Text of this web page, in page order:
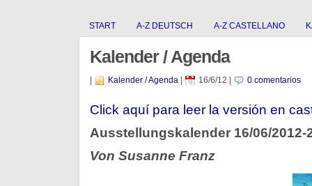
START A-Z DEUTSCH A-Z CASTELLANO
Kalender / Agenda
Kalender / Agenda| 16/6/12 0 comentarios
Click aquí­ para leer la versión en
Ausstellungskalender 16/06/2012-
Von Susanne Franz